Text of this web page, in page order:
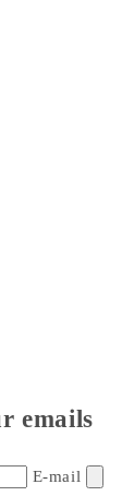
emails
E-mail